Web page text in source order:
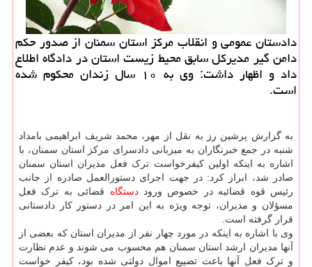
دادستان عمومی و انقلاب مرکز استان سمنان از صدور حکم
دامن گیر مدیرکل سابق محیط زیست استان در دادگاه اطلاع
داد و اظهار داشت: وی به ۱۰ سال زندان محکوم شده
است.
به گزارش پرشین رز به نقل از مهر، محمد شریف ابراهیمی بامداد
شنبه در جمع خبرنگاران به میزبانی دادسرای مرکز استان سمنان، با
اشاره به اینکه اولین کیفرخواست ترک فعل مدیران استان سمنان
صادر شد، ابراز کرد: در جهت اجرای دستورالعمل صادره از جانب
رئیس قوه قضائیه در خصوص وروددستگاه قضائی به ترک فعل
مسؤلان و مدیران، توجه ویژه به این امر در دستور کار دادستانی
قرار گرفته است.
وی با اشاره به اینکه در مورد چهار نفر از مدیران استان که بعضی از
آنها مدیران ارشد استان سمنان هم محسوب می شوند و عدم نظارت
و ترک فعل آنها باعث تضییع اموال دولتی شده بود، کیفر خواست